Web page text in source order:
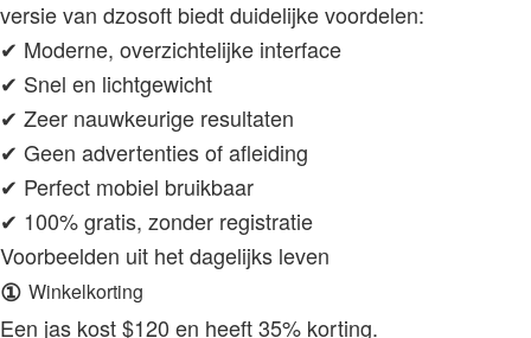
versie van dzosoft biedt duidelijke voordelen:
✔ Moderne, overzichtelijke interface
✔ Snel en lichtgewicht
✔ Zeer nauwkeurige resultaten
✔ Geen advertenties of afleiding
✔ Perfect mobiel bruikbaar
✔ 100% gratis, zonder registratie
Voorbeelden uit het dagelijks leven
① Winkelkorting
Een jas kost $120 en heeft 35% korting.